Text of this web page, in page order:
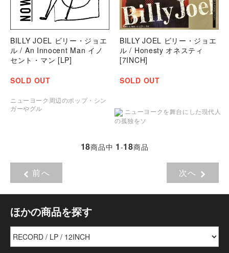
BILLY JOEL ビリー・ジョエ
ル / An Innocent Man イノ
セント・マン [LP]
SOLD OUT
ニューヨーク周辺のポップ・シン
ガーやグル
BILLY JOEL ビリー・ジョエ
ル / Honesty オネスティ
[7INCH]
SOLD OUT
ニューヨークを舞台にした現代人
の孤独をソ
18商品中 1 -18商品
前へ 次へ
ほかの商品を探す